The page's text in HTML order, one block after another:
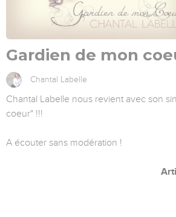
Gardien de mon
Chantal Labelle
Chantal Labelle nous revient avec son
coeur" !!!
A écouter sans modération !